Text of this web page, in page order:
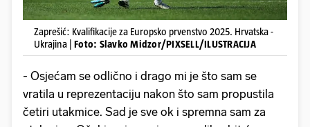
Zaprešić: Kvalifikacije za Europsko prvenstvo 2025. Hrvatska -
Ukrajina | Foto: Slavko Midzor/PIXSELL/ILUSTRACIJA
- Osjećam se odlično i drago mi je što sam se
vratila u reprezentaciju nakon što sam propustila
četiri utakmice. Sad je sve ok i spremna sam za